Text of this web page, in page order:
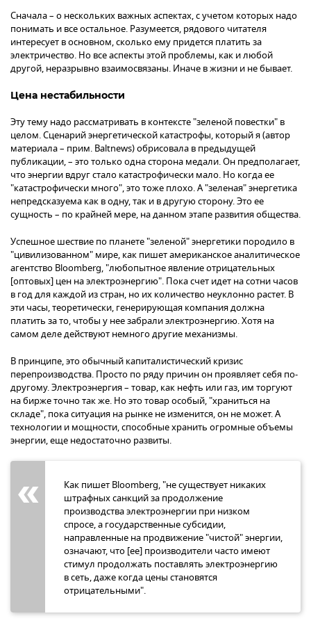
Сначала – о нескольких важных аспектах, с учетом которых надо
понимать и все остальное. Разумеется, рядового читателя
интересует в основном, сколько ему придется платить за
электричество. Но все аспекты этой проблемы, как и любой
другой, неразрывно взаимосвязаны. Иначе в жизни и не бывает.
Цена нестабильности
Эту тему надо рассматривать в контексте "зеленой повестки" в
целом. Сценарий энергетической катастрофы, который я (автор
материала – прим. Baltnews) обрисовала в предыдущей
публикации, – это только одна сторона медали. Он предполагает,
что энергии вдруг стало катастрофически мало. Но когда ее
"катастрофически много", это тоже плохо. А "зеленая" энергетика
непредсказуема как в одну, так и в другую сторону. Это ее
сущность – по крайней мере, на данном этапе развития общества.
Успешное шествие по планете "зеленой" энергетики породило в
"цивилизованном" мире, как пишет американское аналитическое
агентство Bloomberg, "любопытное явление отрицательных
[оптовых] цен на электроэнергию". Пока счет идет на сотни часов
в год для каждой из стран, но их количество неуклонно растет. В
эти часы, теоретически, генерирующая компания должна
платить за то, чтобы у нее забрали электроэнергию. Хотя на
самом деле действуют немного другие механизмы.
В принципе, это обычный капиталистический кризис
перепроизводства. Просто по ряду причин он проявляет себя по-
другому. Электроэнергия – товар, как нефть или газ, им торгуют
на бирже точно так же. Но это товар особый, "храниться на
складе", пока ситуация на рынке не изменится, он не может. А
технологии и мощности, способные хранить огромные объемы
энергии, еще недостаточно развиты.
Как пишет Bloomberg, "не существует никаких
штрафных санкций за продолжение
производства электроэнергии при низком
спросе, а государственные субсидии,
направленные на продвижение "чистой" энергии,
означают, что [ее] производители часто имеют
стимул продолжать поставлять электроэнергию
в сеть, даже когда цены становятся
отрицательными".